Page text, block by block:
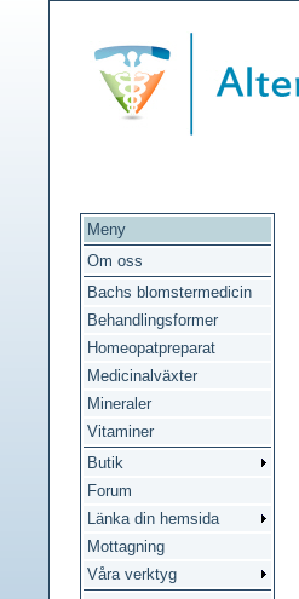
Meny
Om oss
Bachs blomstermedicin
Behandlingsformer
Homeopatpreparat
Medicinalväxter
Mineraler
Vitaminer
Butik
Forum
Länka din hemsida
Mottagning
Våra verktyg